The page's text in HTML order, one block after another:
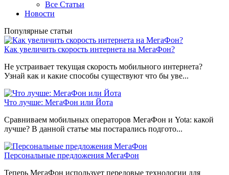
Все Статьи
Новости
Популярные статьи
Как увеличить скорость интернета на МегаФон?
Не устраивает текущая скорость мобильного интернета?
Узнай как и какие способы существуют что бы уве...
Что лучше: МегаФон или Йота
Сравниваем мобильных операторов МегаФон и Yota: какой
лучше? В данной статье мы постарались подгото...
Персональные предложения МегаФон
Теперь МегаФон использует передовые технологии для